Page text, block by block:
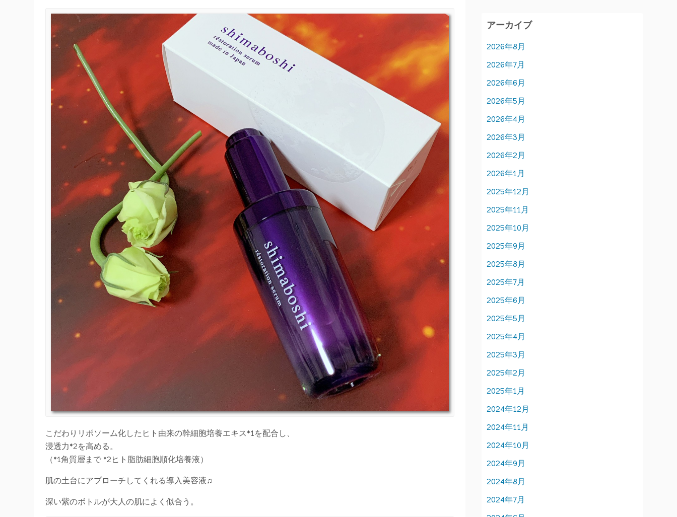
こだわりリポソーム化したヒト由来の幹細胞培養エキス*1を配合し、
浸透力*2を高める。
（*1角質層まで *2ヒト脂肪細胞順化培養液）
肌の土台にアプローチしてくれる導入美容液♫
深い紫のボトルが大人の肌によく似合う。
アーカイブ
2026年8月
2026年7月
2026年6月
2026年5月
2026年4月
2026年3月
2026年2月
2026年1月
2025年12月
2025年11月
2025年10月
2025年9月
2025年8月
2025年7月
2025年6月
2025年5月
2025年4月
2025年3月
2025年2月
2025年1月
2024年12月
2024年11月
2024年10月
2024年9月
2024年8月
2024年7月